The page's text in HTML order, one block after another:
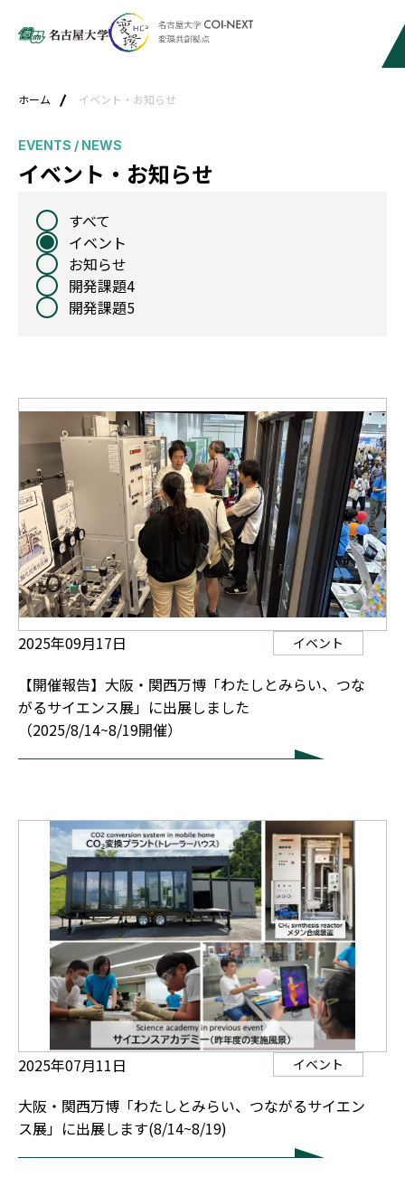
ホーム イベント・お知らせ
EVENTS / NEWS
イベント・お知らせ
すべて
イベント
お知らせ
開発課題4
開発課題5
2025年09月17日 イベント
【開催報告】大阪・関西万博「わたしとみらい、つな
がるサイエンス展」に出展しました
（2025/8/14~8/19開催）
2025年07月11日 イベント
大阪・関西万博「わたしとみらい、つながるサイエン
ス展」に出展します(8/14~8/19)